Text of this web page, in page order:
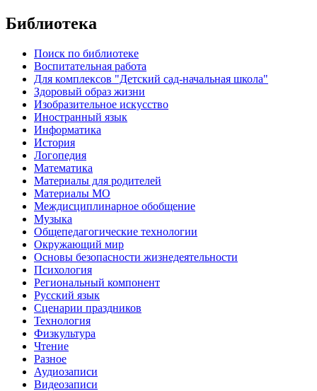
Библиотека
Поиск по библиотеке
Воспитательная работа
Для комплексов "Детский сад-начальная школа"
Здоровый образ жизни
Изобразительное искусство
Иностранный язык
Информатика
История
Логопедия
Математика
Материалы для родителей
Материалы МО
Междисциплинарное обобщение
Музыка
Общепедагогические технологии
Окружающий мир
Основы безопасности жизнедеятельности
Психология
Региональный компонент
Русский язык
Сценарии праздников
Технология
Физкультура
Чтение
Разное
Аудиозаписи
Видеозаписи